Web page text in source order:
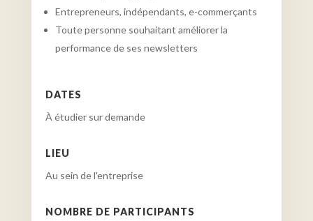
Entrepreneurs, indépendants, e-commerçants
Toute personne souhaitant améliorer la
performance de ses newsletters
DATES
À étudier sur demande
LIEU
Au sein de l'entreprise
NOMBRE DE PARTICIPANTS